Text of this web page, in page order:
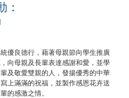
：
優良德行，藉著母親節向學生推廣
向母親及長輩表達感謝和愛，並學
及敬愛雙親的人，發揚優秀的中華
上滿滿的祝福，並製作感恩花卉送
的感激之情。